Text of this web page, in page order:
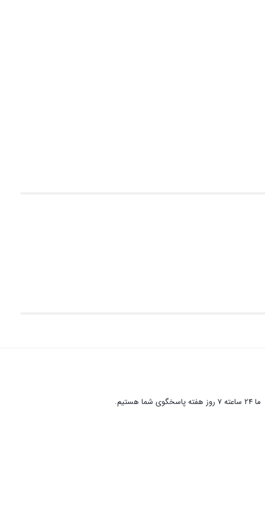
ما 24 ساعته 7 روز هفته پاسخگوی شما هستیم.